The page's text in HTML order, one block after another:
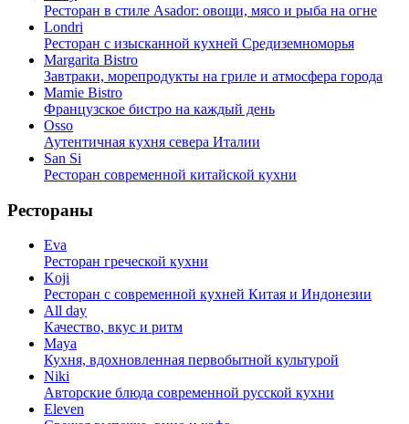
Ресторан в стиле Asador: овощи, мясо и рыба на огне
Londri
Ресторан с изысканной кухней Средиземноморья
Margarita Bistro
Завтраки, морепродукты на гриле и атмосфера города
Mamie Bistro
Французское бистро на каждый день
Osso
Аутентичная кухня севера Италии
San Si
Ресторан современной китайской кухни
Рестораны
Eva
Ресторан греческой кухни
Koji
Ресторан с cовременной кухней Китая и Индонезии
All day
Качество, вкус и ритм
Maya
Кухня, вдохновленная первобытной культурой
Niki
Авторские блюда современной русской кухни
Eleven